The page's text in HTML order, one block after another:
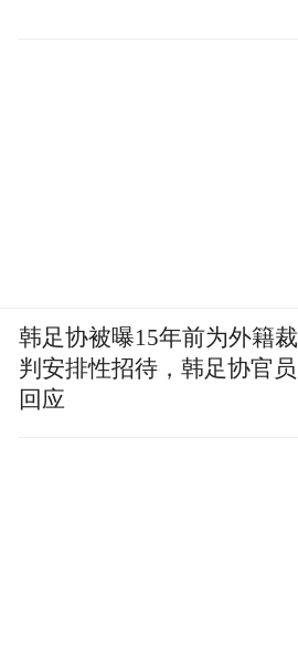
韩足协被曝15年前为外籍裁
判安排性招待，韩足协官员
回应